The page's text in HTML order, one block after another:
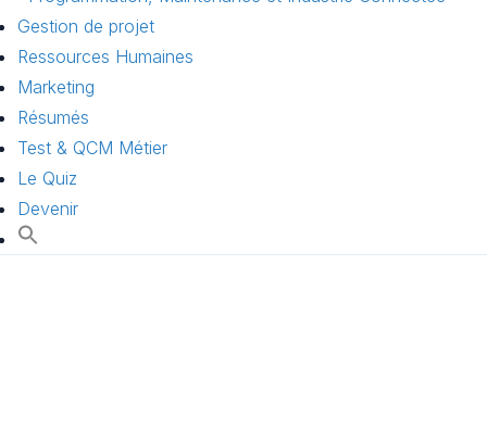
Gestion de projet
Ressources Humaines
Marketing
Résumés
Test & QCM Métier
Le Quiz
Devenir